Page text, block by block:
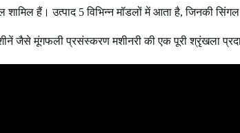
हैं। उत्पाद 5 विभिन्न मॉडलों में आता है, जिनकी सिंगल
जैसे मूंगफली प्रसंस्करण मशीनरी की एक पूरी श्रृंखला